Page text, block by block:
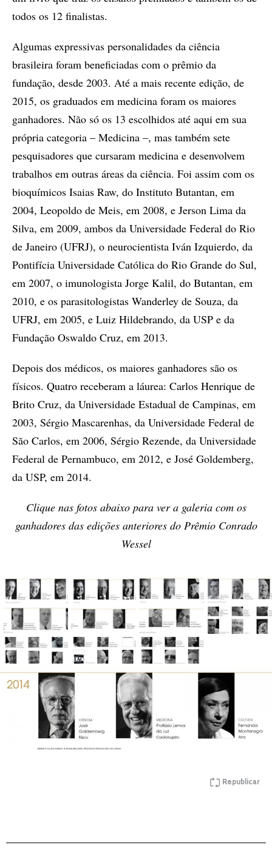
todos os 12 finalistas.
Algumas expressivas personalidades da ciência
brasileira foram beneficiadas com o prêmio da
fundação, desde 2003. Até a mais recente edição, de
2015, os graduados em medicina foram os maiores
ganhadores. Não só os 13 escolhidos até aqui em sua
própria categoria – Medicina –, mas também sete
pesquisadores que cursaram medicina e desenvolvem
trabalhos em outras áreas da ciência. Foi assim com os
bioquímicos Isaias Raw, do Instituto Butantan, em
2004, Leopoldo de Meis, em 2008, e Jerson Lima da
Silva, em 2009, ambos da Universidade Federal do Rio
de Janeiro (UFRJ), o neurocientista Iván Izquierdo, da
Pontifícia Universidade Católica do Rio Grande do Sul,
em 2007, o imunologista Jorge Kalil, do Butantan, em
2010, e os parasitologistas Wanderley de Souza, da
UFRJ, em 2005, e Luiz Hildebrando, da USP e da
Fundação Oswaldo Cruz, em 2013.
Depois dos médicos, os maiores ganhadores são os
físicos. Quatro receberam a láurea: Carlos Henrique de
Brito Cruz, da Universidade Estadual de Campinas, em
2003, Sérgio Mascarenhas, da Universidade Federal de
São Carlos, em 2006, Sérgio Rezende, da Universidade
Federal de Pernambuco, em 2012, e José Goldemberg,
da USP, em 2014.
Clique nas fotos abaixo para ver a galeria com os
ganhadores das edições anteriores do Prêmio Conrado
Wessel
Republicar